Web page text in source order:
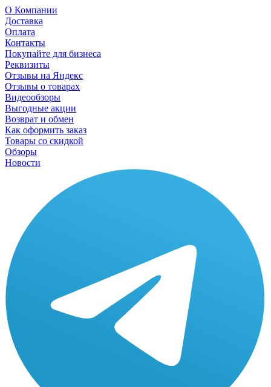
О Компании
Доставка
Оплата
Контакты
Покупайте для бизнеса
Реквизиты
Отзывы на Яндекс
Отзывы о товарах
Видеообзоры
Выгодные акции
Возврат и обмен
Как оформить заказ
Товары со скидкой
Обзоры
Новости